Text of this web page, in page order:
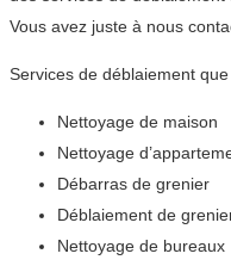
Vous avez juste à nous
Services de déblaiement
Nettoyage de maison
Nettoyage
Débarras de grenier
Déblaiement de
Nettoyage de bureaux